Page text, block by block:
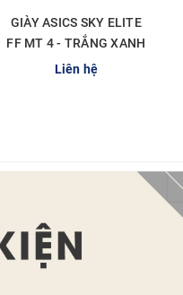
GIÀY ASICS SKY ELITE
FF MT 4 - TRẮNG XANH
MINT
Liên hệ